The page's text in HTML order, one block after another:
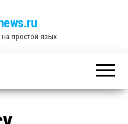
простой язык